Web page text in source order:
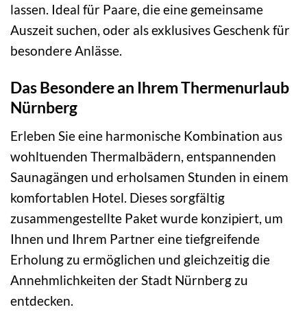
lassen. Ideal für Paare, die eine gemeinsame
Auszeit suchen, oder als exklusives Geschenk für
besondere Anlässe.
Das Besondere an Ihrem Thermenurlaub
Nürnberg
Erleben Sie eine harmonische Kombination aus
wohltuenden Thermalbädern, entspannenden
Saunagängen und erholsamen Stunden in einem
komfortablen Hotel. Dieses sorgfältig
zusammengestellte Paket wurde konzipiert, um
Ihnen und Ihrem Partner eine tiefgreifende
Erholung zu ermöglichen und gleichzeitig die
Annehmlichkeiten der Stadt Nürnberg zu
entdecken.